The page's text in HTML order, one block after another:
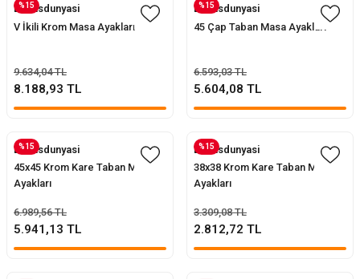
%15
Evofisdunyasi
V İkili Krom Masa Ayakları
9.634,04 TL
8.188,93 TL
%15
Evofisdunyasi
45 Çap Taban Masa Ayakları
6.593,03 TL
5.604,08 TL
%15
Evofisdunyasi
45x45 Krom Kare Taban Masa
Ayakları
6.989,56 TL
5.941,13 TL
%15
Evofisdunyasi
38x38 Krom Kare Taban Masa
Ayakları
3.309,08 TL
2.812,72 TL